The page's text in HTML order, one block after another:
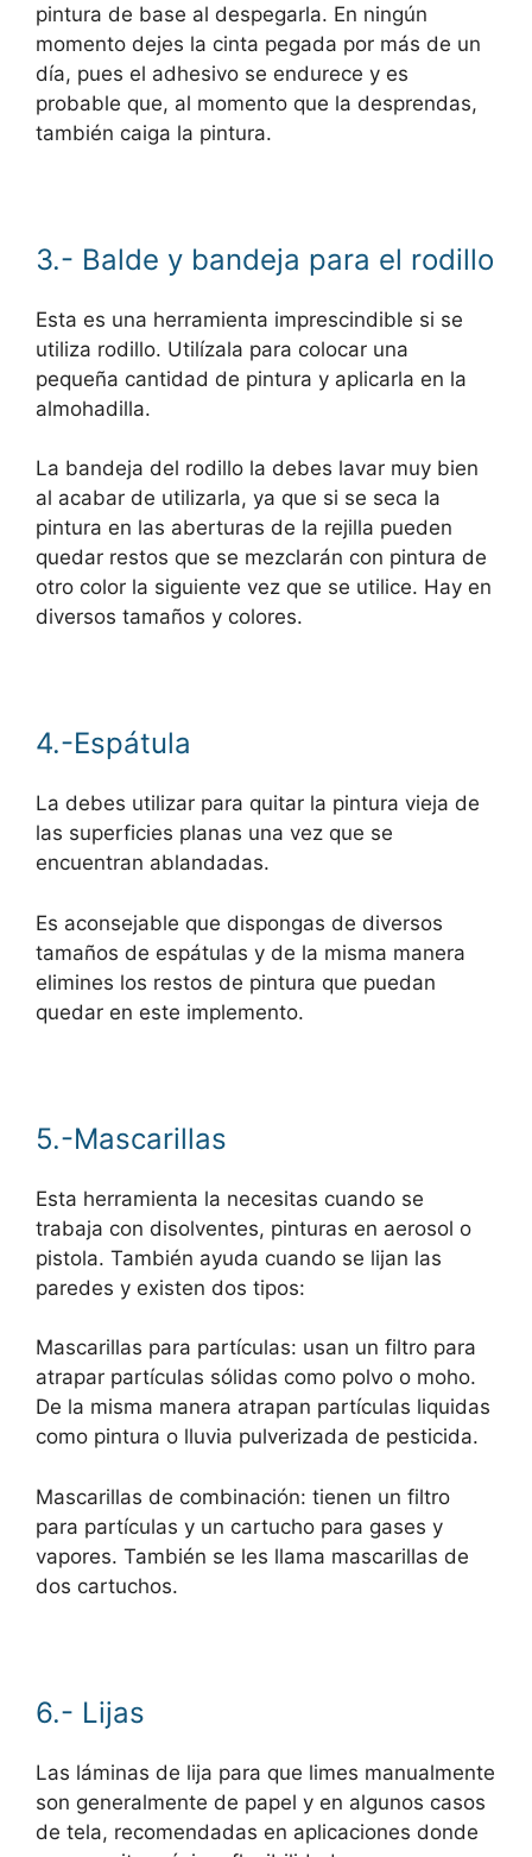
pintura de base al despegarla. En ningún
momento dejes la cinta pegada por más de un
día, pues el adhesivo se endurece y es
probable que, al momento que la desprendas,
también caiga la pintura.
3.- Balde y bandeja para el rodillo
Esta es una herramienta imprescindible si se
utiliza rodillo. Utilízala para colocar una
pequeña cantidad de pintura y aplicarla en la
almohadilla.
La bandeja del rodillo la debes lavar muy bien
al acabar de utilizarla, ya que si se seca la
pintura en las aberturas de la rejilla pueden
quedar restos que se mezclarán con pintura de
otro color la siguiente vez que se utilice. Hay en
diversos tamaños y colores.
4.-Espátula
La debes utilizar para quitar la pintura vieja de
las superficies planas una vez que se
encuentran ablandadas.
Es aconsejable que dispongas de diversos
tamaños de espátulas y de la misma manera
elimines los restos de pintura que puedan
quedar en este implemento.
5.-Mascarillas
Esta herramienta la necesitas cuando se
trabaja con disolventes, pinturas en aerosol o
pistola. También ayuda cuando se lijan las
paredes y existen dos tipos:
Mascarillas para partículas: usan un filtro para
atrapar partículas sólidas como polvo o moho.
De la misma manera atrapan partículas liquidas
como pintura o lluvia pulverizada de pesticida.
Mascarillas de combinación: tienen un filtro
para partículas y un cartucho para gases y
vapores. También se les llama mascarillas de
dos cartuchos.
6.- Lijas
Las láminas de lija para que limes manualmente
son generalmente de papel y en algunos casos
de tela, recomendadas en aplicaciones donde